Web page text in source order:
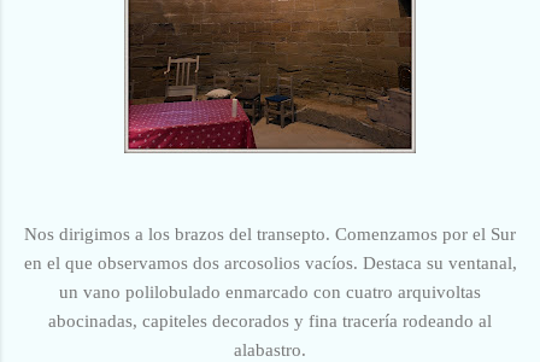
Nos dirigimos a los brazos del transepto. Comenzamos por el Sur
en el que observamos dos arcosolios vacíos. Destaca su ventanal,
un vano polilobulado enmarcado con cuatro arquivoltas
abocinadas, capiteles decorados y fina tracería rodeando al
alabastro.